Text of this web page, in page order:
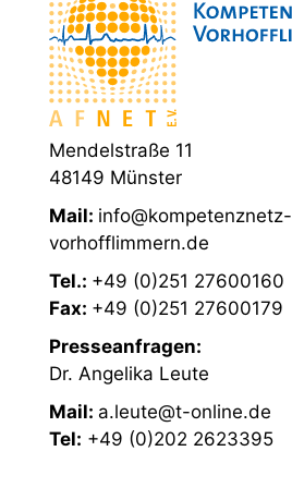
Mendelstraße 11
48149 Münster
Mail: info@kompetenznetz-
vorhofflimmern.de
Tel.: +49 (0)251 27600160
Fax: +49 (0)251 27600179
Presseanfragen:
Dr. Angelika Leute
Mail: a.leute@t-online.de
Tel: +49 (0)202 2623395